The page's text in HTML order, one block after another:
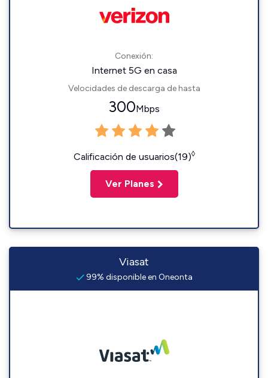
Conexión:
Internet 5G en casa
Velocidades de descarga de hasta
300Mbps
Calificación de usuarios(19)◊
Ver Planes
Viasat
99% disponible en Oneonta